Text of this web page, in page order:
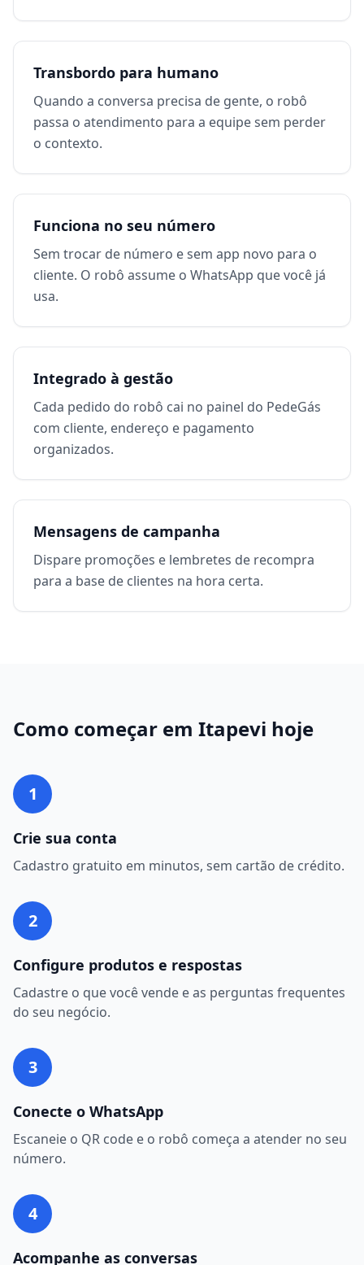
Transbordo para humano
Quando a conversa precisa de gente, o robô
passa o atendimento para a equipe sem perder
o contexto.
Funciona no seu número
Sem trocar de número e sem app novo para o
cliente. O robô assume o WhatsApp que você já
usa.
Integrado à gestão
Cada pedido do robô cai no painel do PedeGás
com cliente, endereço e pagamento
organizados.
Mensagens de campanha
Dispare promoções e lembretes de recompra
para a base de clientes na hora certa.
Como começar em Itapevi hoje
1
Crie sua conta
Cadastro gratuito em minutos, sem cartão de crédito.
2
Configure produtos e respostas
Cadastre o que você vende e as perguntas frequentes
do seu negócio.
3
Conecte o WhatsApp
Escaneie o QR code e o robô começa a atender no seu
número.
4
Acompanhe as conversas